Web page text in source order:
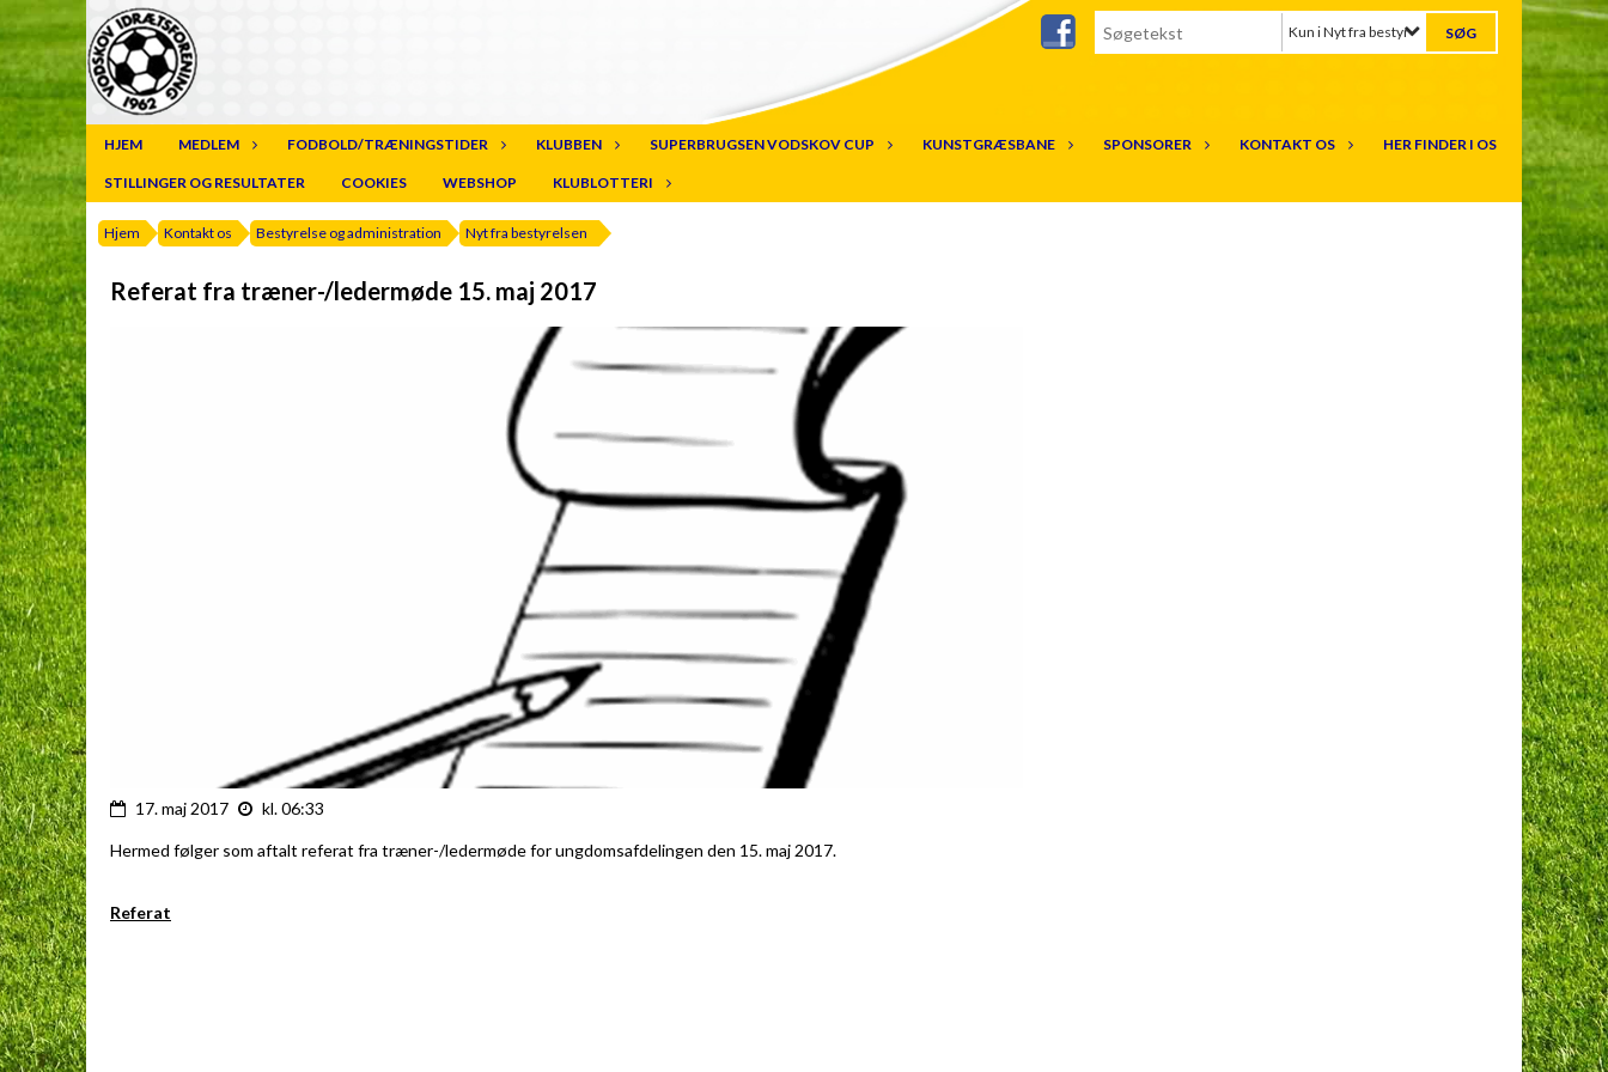
Kun i Nyt fra bestyrelsen
HJEM MEDLEM FODBOLD/TRÆNINGSTIDER KLUBBEN SUPERBRUGSEN VODSKOV CUP KUNSTGRÆSBANE SPONSORER KONTAKT OS HER FINDER I OS
STILLINGER OG RESULTATER COOKIES WEBSHOP KLUBLOTTERI
Hjem Kontakt os Bestyrelse og administration Nyt fra bestyrelsen
Referat fra træner-/ledermøde 15. maj 2017
17. maj 2017 kl. 06:33
Hermed følger som aftalt referat fra træner-/ledermøde for ungdomsafdelingen den 15. maj 2017.
Referat